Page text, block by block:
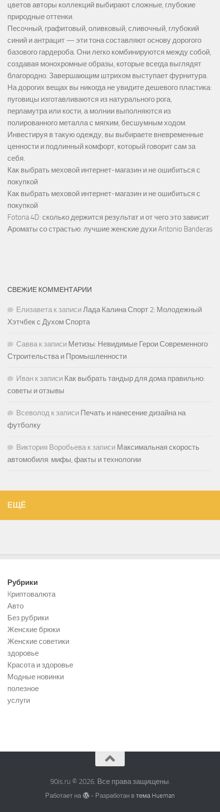
цветов авторы коллекций выбирают сложные, глубокие
природные оттенки.
Песочный, графитовый, оливковый, сливочный, глубокий
синий и антрацит — эти тона составляют основу дорогого
базового гардероба. Они легко комбинируются между собой,
создавая монохромные образы, которые всегда выглядят
благородно. Завершающим штрихом выступает фурнитура.
На дорогих вещах вы никогда не увидите дешевого пластика:
пуговицы изготавливаются из натурального рога,
перламутра или кости, а молнии выполняются из
полированного металла с мягким, бесшумным ходом.
Инвестируя в такую одежду, вы выбираете вневременные
ценности и подлинный комфорт, который говорит сам за
себя.
Как выбрать меховой интернет-магазин и не ошибиться с
покупкой
Как выбрать меховой интернет-магазин и не ошибиться с
покупкой
Fotona 4D: сколько держится результат и от чего это зависит
Ароматы со страстью: лучшие женские духи Antonio Banderas
СВЕЖИЕ КОММЕНТАРИИ
Елизаветак записиЛада Калина Спорт 2: Молодежный
Хэтчбек с Духом Спорта
Саввак записи Метизы: Невидимые Герои Современного
Строительства и Промышленности
Иван к записи Как выбрать тандыр для дома правильно:
советы и отзывы
Всеволод к записи Печать и нанесение дизайна на
футболку
Виктория Воробьевак записи Максимальная скорость
автомобиля: мифы, факты и технологии
ЕЩЁ
Рубрики
Kриптовалюта
Авто
Без рубрики
Женские брюки
Женские советики
здоровье
Красота и здоровье
Модные новинки
полезное
услуги
90is.ru © 2026. Все права защищены.
Работает на - Разработан в тема Hueman